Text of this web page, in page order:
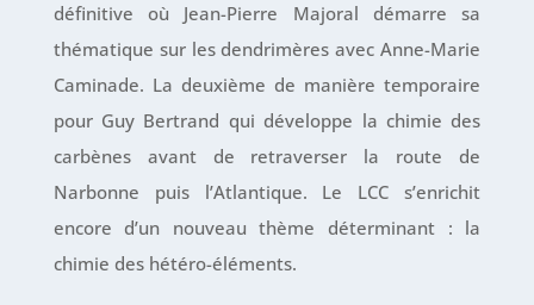
définitive où Jean-Pierre Majoral démarre sa
thématique sur les dendrimères avec Anne-Marie
Caminade. La deuxième de manière temporaire
pour Guy Bertrand qui développe la chimie des
carbènes avant de retraverser la route de
Narbonne puis l’Atlantique. Le LCC s’enrichit
encore d’un nouveau thème déterminant : la
chimie des hétéro-éléments.